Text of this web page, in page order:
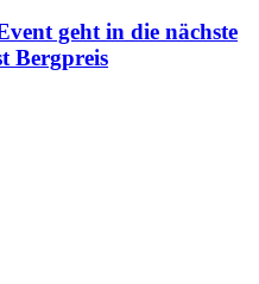
geht in die nächste
Bergpreis